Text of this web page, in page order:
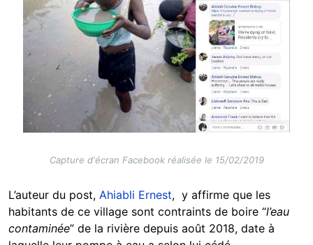
Capture d'écran Facebook réalisée le 15/02/2019
L’auteur du post, Ahiabli Ernest, y affirme que les
habitants de ce village sont contraints de boire “l’eau
contaminée” de la rivière depuis août 2018, date à